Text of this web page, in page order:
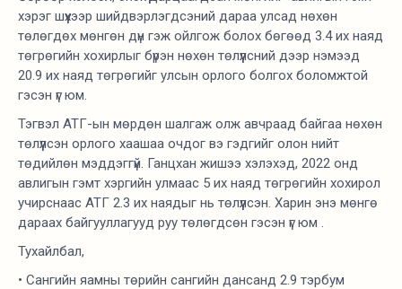
хэрэг шүүхээр шийдвэрлэгдсэний дараа улсад нөхөн
төлөгдөх мөнгөн дүн гэж ойлгож болох бөгөөд 3.4 их наяд
төгрөгийн хохирлыг бүрэн нөхөн төлүүлсний дээр нэмээд
20.9 их наяд төгрөгийг улсын орлого болгох боломжтой
гэсэн үг юм.
Тэгвэл АТГ-ын мөрдөн шалгаж олж авчраад байгаа нөхөн
төлүүлсэн орлого хаашаа очдог вэ гэдгийг олон нийт
төдийлөн мэддэггүй. Ганцхан жишээ хэлэхэд, 2022 онд
авлигын гэмт хэргийн улмаас 5 их наяд төгрөгийн хохирол
учирснаас АТГ 2.3 их наядыг нь төлүүлсэн. Харин энэ мөнгө
дараах байгууллагууд руу төлөгдсөн гэсэн үг юм .
Тухайлбал,
• Сангийн яамны төрийн сангийн дансанд 2.9 тэрбум